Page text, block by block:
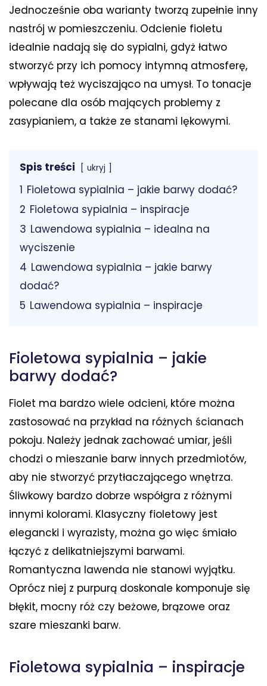
Jednocześnie oba warianty tworzą zupełnie inny
nastrój w pomieszczeniu. Odcienie fioletu
idealnie nadają się do sypialni, gdyż łatwo
stworzyć przy ich pomocy intymną atmosferę,
wpływają też wyciszająco na umysł. To tonacje
polecane dla osób mających problemy z
zasypianiem, a także ze stanami lękowymi.
Spis treści ukryj
1 Fioletowa sypialnia – jakie barwy dodać?
2 Fioletowa sypialnia – inspiracje
3 Lawendowa sypialnia – idealna na
wyciszenie
4 Lawendowa sypialnia – jakie barwy
dodać?
5 Lawendowa sypialnia – inspiracje
Fioletowa sypialnia – jakie
barwy dodać?
Fiolet ma bardzo wiele odcieni, które można
zastosować na przykład na różnych ścianach
pokoju. Należy jednak zachować umiar, jeśli
chodzi o mieszanie barw innych przedmiotów,
aby nie stworzyć przytłaczającego wnętrza.
Śliwkowy bardzo dobrze współgra z różnymi
innymi kolorami. Klasyczny fioletowy jest
elegancki i wyrazisty, można go więc śmiało
łączyć z delikatniejszymi barwami.
Romantyczna lawenda nie stanowi wyjątku.
Oprócz niej z purpurą doskonale komponuje się
błękit, mocny róż czy beżowe, brązowe oraz
szare mieszanki barw.
Fioletowa sypialnia – inspiracje